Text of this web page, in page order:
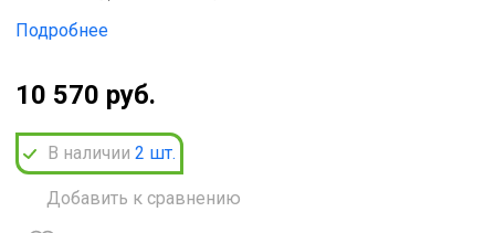
Подробнее
10 570 руб.
В наличии 2 шт.
Добавить к сравнению